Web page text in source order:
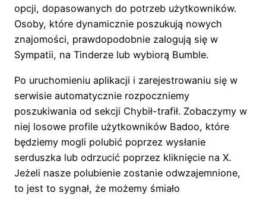
opcji, dopasowanych do potrzeb użytkowników.
Osoby, które dynamicznie poszukują nowych
znajomości, prawdopodobnie zalogują się w
Sympatii, na Tinderze lub wybiorą Bumble.
Po uruchomieniu aplikacji i zarejestrowaniu się w
serwisie automatycznie rozpoczniemy
poszukiwania od sekcji Chybił-trafił. Zobaczymy w
niej losowe profile użytkowników Badoo, które
będziemy mogli polubić poprzez wysłanie
serduszka lub odrzucić poprzez kliknięcie na X.
Jeżeli nasze polubienie zostanie odwzajemnione,
to jest to sygnał, że możemy śmiało